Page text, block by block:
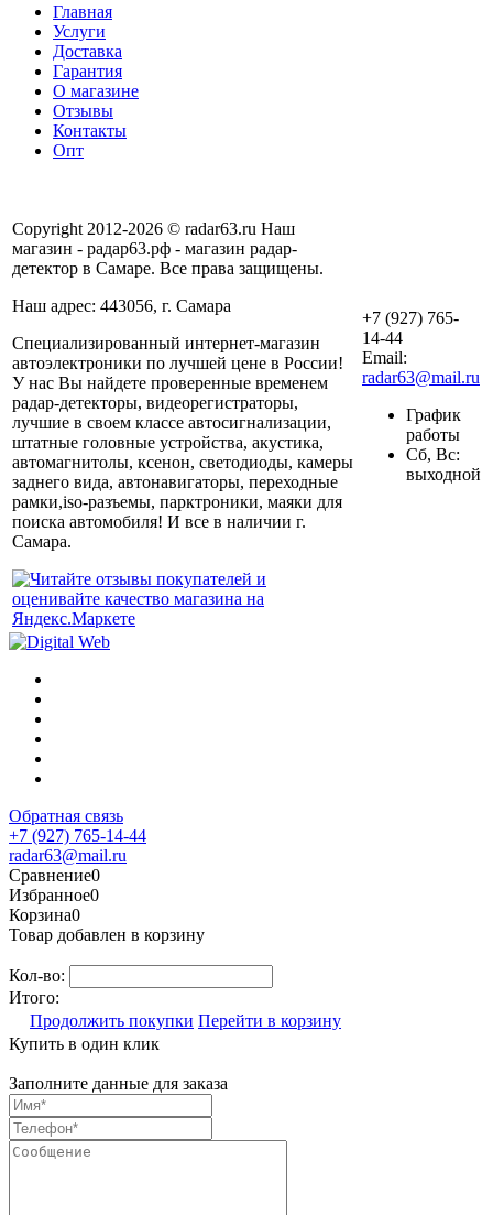
Главная
Услуги
Доставка
Гарантия
О магазине
Отзывы
Контакты
Опт
Copyright 2012-2026 © radar63.ru Наш
магазин - радар63.рф - магазин радар-
детектор в Самаре. Все права защищены.
Наш адрес: 443056, г. Самара
Специализированный интернет-магазин
автоэлектроники по лучшей цене в России!
У нас Вы найдете проверенные временем
радар-детекторы, видеорегистраторы,
лучшие в своем классе автосигнализации,
штатные головные устройства, акустика,
автомагнитолы, ксенон, светодиоды, камеры
заднего вида, автонавигаторы, переходные
рамки,iso-разъемы, парктроники, маяки для
поиска автомобиля! И все в наличии г.
Самара.
+7 (927) 765-
14-44
Email:
radar63@mail.ru
График
работы
Сб, Вс:
выходной
Обратная связь
+7 (927) 765-14-44
radar63@mail.ru
Сравнение0
Избранное0
Корзина0
Товар добавлен в корзину
Кол-во:
Итого:
Продолжить покупки Перейти в корзину
Купить в один клик
Заполните данные для заказа